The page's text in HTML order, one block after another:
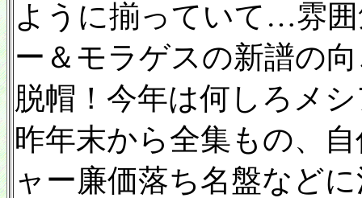
ように揃っていて…雰
ー＆モラゲスの新譜の
脱帽！今年は何しろメ
昨年末から全集もの、
ャー廉価落ち名盤など